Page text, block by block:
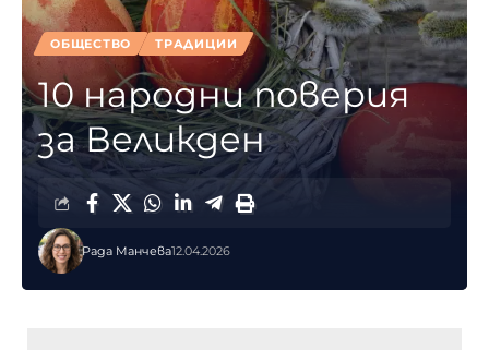
ОБЩЕСТВО ТРАДИЦИИ
10 народни поверия
за Великден
Рада Манчева12.04.2026